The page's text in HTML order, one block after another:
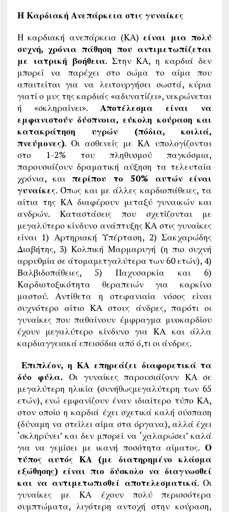
Η Καρδιακή Ανεπάρκεια στις γυναίκες
Η καρδιακή ανεπάρκεια (ΚΑ)είναι μια πολύ
συχνή, χρόνια πάθηση που αντιμετωπίζεται
με ιατρική βοήθεια. Στην ΚΑ, η καρδιά δεν
μπορεί να παρέχει στο σώμα το αίμα που
απαιτείται για να λειτουργήσει σωστά, κύρια
γιατί ο μυς της καρδιάς «αδυνατίζει», νεκρώνεται
ή «σκληραίνει». Αποτέλεσμα είναι να
εμφανιστούν δύσπνοια, εύκολη κούραση και
κατακράτηση υγρών (πόδια, κοιλιά,
πνεύμονες). Οι ασθενείς με ΚΑ υπολογίζονται
στο 1-2% του πληθυσμού παγκόσμια,
παρουσιάζουν δραματική αύξηση τα τελευταία
χρόνια, καιπερίπου το 50% αυτών είναι
γυναίκες. Όπως και με άλλες καρδιοπάθειες, τα
αίτια της ΚΑ διαφέρουν μεταξύ γυναικών και
ανδρών. Καταστάσεις που σχετίζονται με
μεγαλύτερο κίνδυνο ανάπτυξης ΚΑ στις γυναίκες
είναι 1) Αρτηριακή Υπέρταση, 2) Σακχαρώδης
Διαβήτης, 3) Κολπική Μαρμαρυγή (η πιο συχνή
αρρυθμία σε άτομαμετγαλύτερα των 60 ετών), 4)
Βαλβιδοπάθειες, 5) Παχυσαρκία και 6)
Καρδιοτοξικότητα θεραπειών για καρκίνο
μαστού. Αντίθετα η στεφανιαία νόσος είναι
συχνότερο αίτιο ΚΑ στους άνδρες, παρότι οι
γυναίκες που παθαίνουν έμφραγμα μυοκαρδίου
έχουν μεγαλύτερο κίνδυνο για ΚΑ και άλλα
καρδιαγγειακά επεισόδια από ό,τι οι άνδρες.
Επιπλέον, η ΚΑ επηρεάζει διαφορετικά τα
δύο φύλα. Οι γυναίκες παρουσιάζουν ΚΑ σε
μεγαλύτερη ηλικία (συνήθωςμεγαλύτερη των 65
ετών), ενώ εμφανίζουν έναν ιδιαίτερο τύπο ΚΑ,
στον οποίο η καρδιά έχει σχετικά καλή σύσπαση
(δύναμη να στείλει αίμα στα όργανα), αλλά έχει
‘σκληρύνει’ και δεν μπορεί να ‘χαλαρώσει’ καλά
για να γεμίσει με ικανή ποσότητα αίματος. Ο
τύπος αυτός ΚΑ (με διατηρημένο κλάσμα
εξώθησης) είναι πιο δύσκολο να διαγνωσθεί
και να αντιμετωπισθεί αποτελεσματικά. Οι
γυναίκες με ΚΑ έχουν πολύ περισσότερα
συμπτώματα, λιγότερη αντοχή στην κούραση,